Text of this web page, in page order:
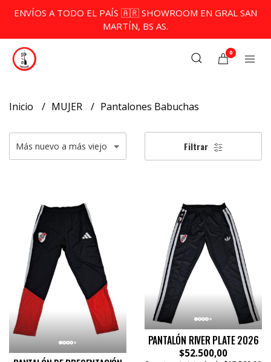
ENVÍOS A TODO EL PAÍS 🇦🇷 SHOWROOM EN GRAL SAN
MARTÍN, BS AS.
0
Inicio MUJER Pantalones Babuchas
Filtrar
PANTALÓN RIVER PLATE 2026
$52.500,00